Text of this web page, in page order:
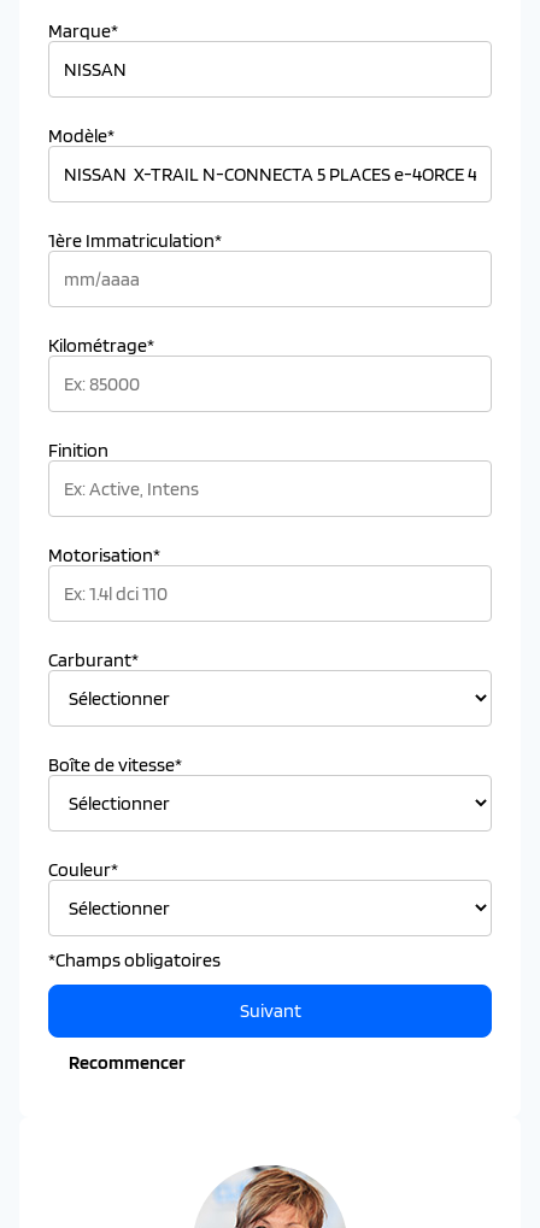
Marque*
Modèle*
1ère Immatriculation*
Kilométrage*
Finition
Motorisation*
Carburant*
Boîte de vitesse*
Couleur*
*Champs obligatoires
Recommencer
Suivant